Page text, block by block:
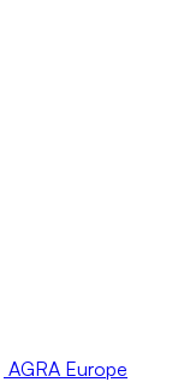
AGRA Europe